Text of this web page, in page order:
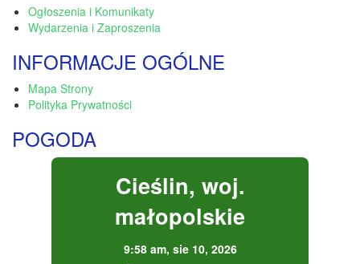
Ogłoszenia i Komunikaty
Wydarzenia i Zaproszenia
INFORMACJE OGÓLNE
Mapa Strony
Polityka Prywatności
POGODA
Cieślin, woj.
małopolskie
9:58 am, sie 10, 2026